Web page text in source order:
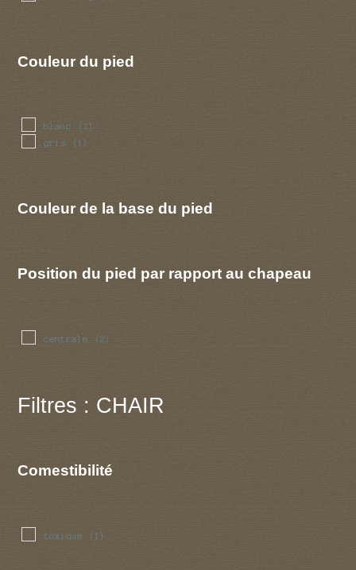
Couleur du pied
blanc (2)
gris (1)
Couleur de la base du pied
Position du pied par rapport au chapeau
centrale (2)
Filtres : CHAIR
Comestibilité
toxique (1)